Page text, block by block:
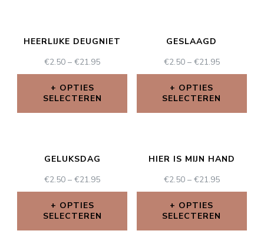
HEERLIJKE DEUGNIET
€2.50 –€21.95
OPTIES
SELECTEREN
GESLAAGD
€2.50– €21.95
OPTIES
SELECTEREN
GELUKSDAG
€2.50 –€21.95
OPTIES
SELECTEREN
HIER IS MIJN HAND
€2.50– €21.95
OPTIES
SELECTEREN